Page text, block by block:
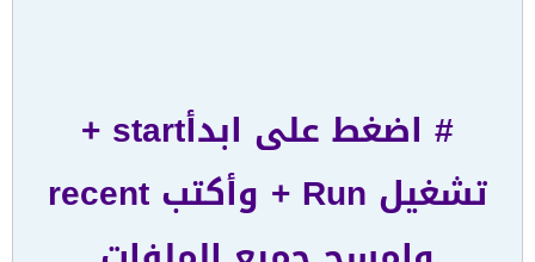
# اضغط على ابدأstart +
تشغيل Run + وأكتب recent